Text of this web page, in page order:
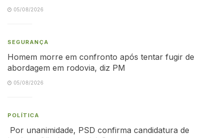
05/08/2026
SEGURANÇA
Homem morre em confronto após tentar fugir de
abordagem em rodovia, diz PM
05/08/2026
POLÍTICA
Por unanimidade, PSD confirma candidatura de